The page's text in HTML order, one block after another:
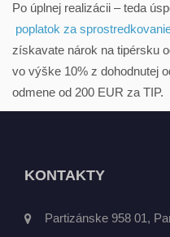
Po úplnej realizácii – teda
poplatok za
získavate nárok na tipérsku
vo výške 10% z dohodnutej
odmene od 200 EUR za TIP.
KONTAKTY
Partizánske 958 01,